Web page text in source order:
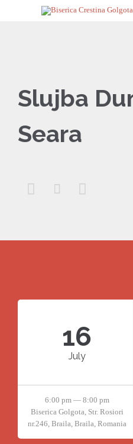
Slujba
Seara
  
16
July
6:00 pm — 8:00 pm
Biserica Golgota, Str. Rosiori
nr.246, Braila, Braila, Romania